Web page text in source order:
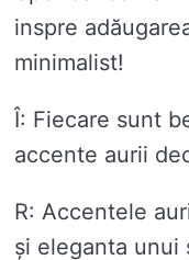
inspre
minimalist!
Î: Fiecare sunt
accente aurii
R: Accentele
și eleganta unui